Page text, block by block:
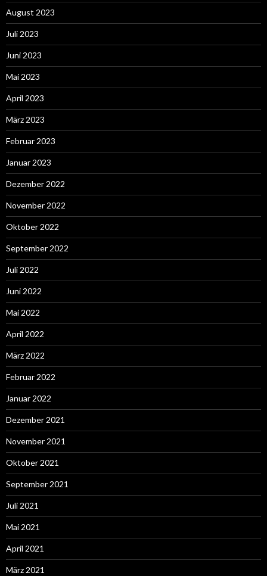
August 2023
Juli 2023
Juni 2023
Mai 2023
April 2023
März 2023
Februar 2023
Januar 2023
Dezember 2022
November 2022
Oktober 2022
September 2022
Juli 2022
Juni 2022
Mai 2022
April 2022
März 2022
Februar 2022
Januar 2022
Dezember 2021
November 2021
Oktober 2021
September 2021
Juli 2021
Mai 2021
April 2021
März 2021